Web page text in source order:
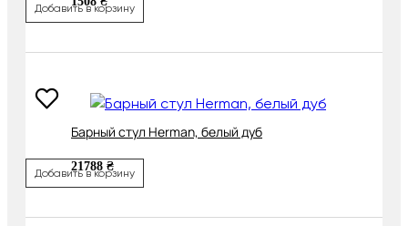
Добавить в корзину
Барный стул Herman, белый дуб
21788 ₴
Добавить в корзину